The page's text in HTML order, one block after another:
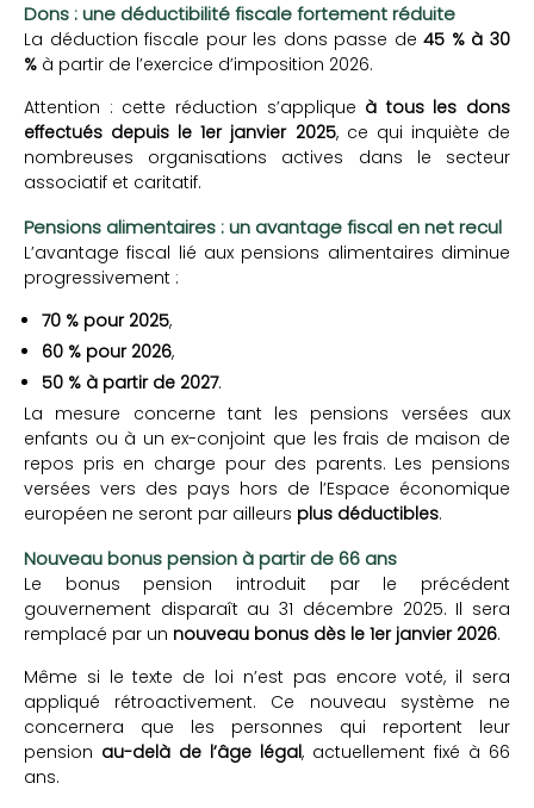
Dons : une déductibilité fiscale fortement réduite
La déduction fiscale pour les dons passe de45 % à 30
% à partir de l’exercice d’imposition 2026.
Attention : cette réduction s’applique à tous les dons
effectués depuis le 1er janvier 2025, ce qui inquiète de
nombreuses organisations actives dans le secteur
associatif et caritatif.
Pensions alimentaires : un avantage fiscal en net recul
L’avantage fiscal lié aux pensions alimentaires diminue
progressivement :
70 % pour 2025,
60 % pour 2026,
50 % à partir de 2027.
La mesure concerne tant les pensions versées aux
enfants ou à un ex-conjoint que les frais de maison de
repos pris en charge pour des parents. Les pensions
versées vers des pays hors de l’Espace économique
européen ne seront par ailleurs plus déductibles.
Nouveau bonus pension à partir de 66 ans
Le bonus pension introduit par le précédent
gouvernement disparaît au 31 décembre 2025. Il sera
remplacé par un nouveau bonus dès le 1er janvier 2026.
Même si le texte de loi n’est pas encore voté, il sera
appliqué rétroactivement. Ce nouveau système ne
concernera que les personnes qui reportent leur
pension au-delà de l’âge légal, actuellement fixé à 66
ans.